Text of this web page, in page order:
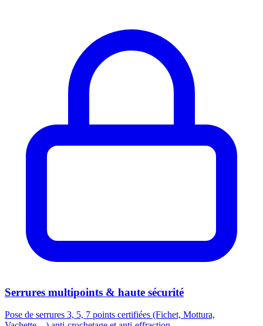
Serrures multipoints & haute sécurité
Pose de serrures 3, 5, 7 points certifiées (Fichet, Mottura,